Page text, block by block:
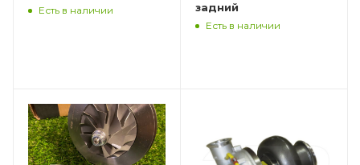
Есть в наличии
задний
Есть в наличии